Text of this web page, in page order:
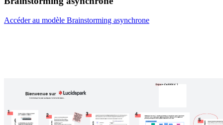
Accéder au modèle Brainstorming asynchrone